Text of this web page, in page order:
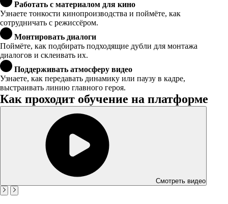
Работать с материалом для кино
Узнаете тонкости кинопроизводства и поймёте, как
сотрудничать с режиссёром.
Монтировать диалоги
Поймёте, как подбирать подходящие дубли для монтажа
диалогов и склеивать их.
Поддерживать атмосферу видео
Узнаете, как передавать динамику или паузу в кадре,
выстраивать линию главного героя.
Как проходит обучение на платформе
Смотреть видео